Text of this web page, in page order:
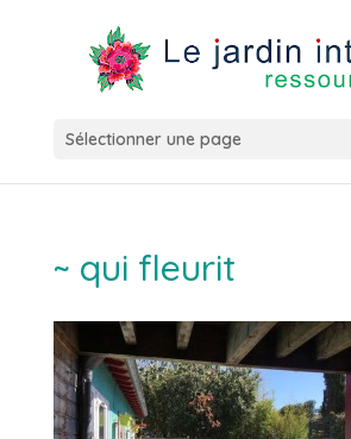
Sélectionner une page
~ qui fleurit